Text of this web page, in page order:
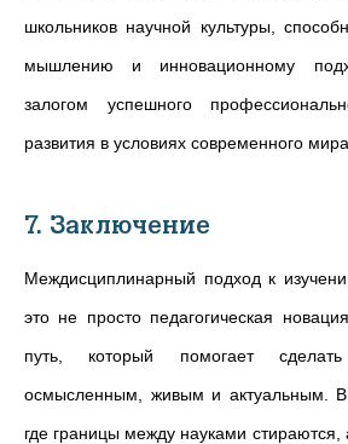
школьников научной культуры,
мышлению и инновационному
залогом успешного
развития в условиях современного мира.
7. Заключение
Междисциплинарный подход к
это не просто педагогическая
путь, который помогает
осмысленным, живым и актуальным.
где границы между науками